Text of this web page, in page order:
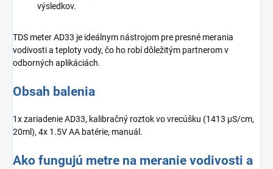
výsledkov.
TDS meter AD33 je ideálnym nástrojom pre presné merania
vodivosti a teploty vody, čo ho robí dôležitým partnerom v
odborných aplikáciách.
Obsah balenia
1x zariadenie AD33, kalibračný roztok vo vrecúšku (1413 μS/cm,
20ml), 4x 1.5V AA batérie, manuál.
Ako fungujú metre na meranie vodivosti a